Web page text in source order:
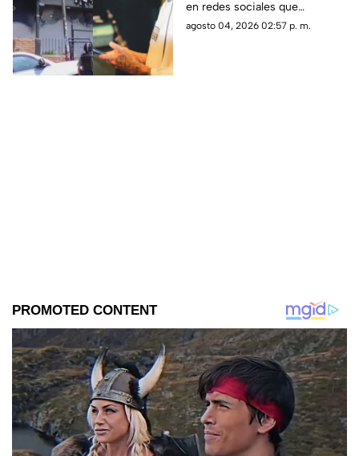
tienda; esto se sabe
en redes sociales que
rápidamente generó
agosto 04, 2026 02:57 p. m.